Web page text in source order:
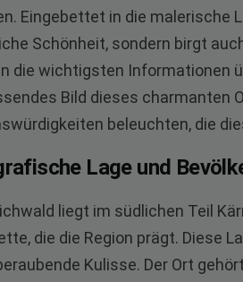
Eingebettet in die malerische
Schönheit, sondern birgt
die wichtigsten Informationen
Bild dieses charmanten
beleuchten, die
Lage und
liegt im südlichen Teil
die die Region prägt. Diese
Kulisse. Der Ort